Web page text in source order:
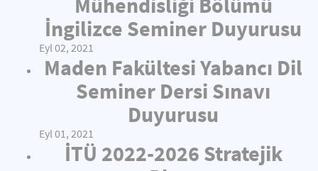
İngilizce Seminer Duyurusu
Eyl 02, 2021
Maden Fakültesi Yabancı Dil
Seminer Dersi Sınavı
Duyurusu
Eyl 01, 2021
İTÜ 2022-2026 Stratejik